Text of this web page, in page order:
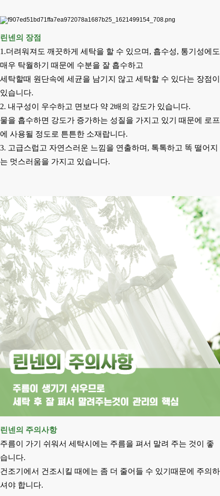
린넨의 장점
1.더려워져도 깨끗하게 세탁을 할 수 있으며, 흡수성, 통기성에도
매우 탁월하기 때문에 수분을 잘 흡수하고
세탁할때 원단속에 세균을 남기지 않고 세탁할 수 있다는 장점이
있습니다.
2. 내구성이 우수하고 면보다 약 2배의 강도가 있습니다.
물을 흡수하면 강도가 증가하는 성질을 가지고 있기 때문에
로프
에 사용될 정도로 튼튼한 소재랍니다.
3. 고급스럽고 자연스러운 느낌을 연출하며, 톡톡하고 똑 떨어지
는 멋스러움을 가지고 있습니다.
린넨의 주의사항
주름이 가기 쉬워서 세탁시에는 주름을 펴서 말려 주는 것이 좋
습니다.
건조기에서 건조시킬 때에는 좀 더 줄어들 수 있기때문에 주의하
셔야 합니다.